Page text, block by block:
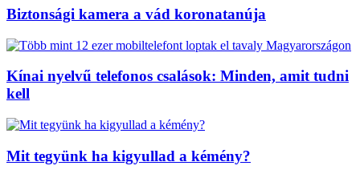
Biztonsági kamera a vád koronatanúja
Kínai nyelvű telefonos csalások: Minden, amit tudni
kell
Mit tegyünk ha kigyullad a kémény?